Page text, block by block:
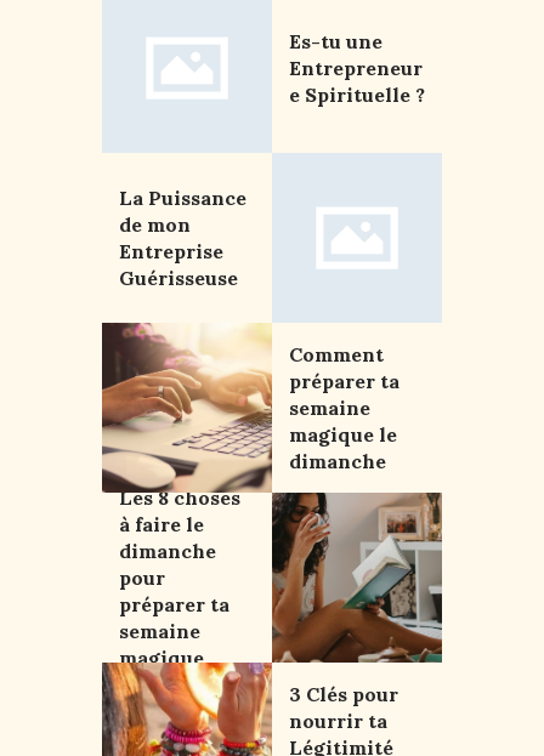
Es-tu une
Entrepreneur
e Spirituelle ?
La Puissance
de mon
Entreprise
Guérisseuse
Comment
préparer ta
semaine
magique le
dimanche
Les 8 choses
à faire le
dimanche
pour
préparer ta
semaine
magique
3 Clés pour
nourrir ta
Légitimité